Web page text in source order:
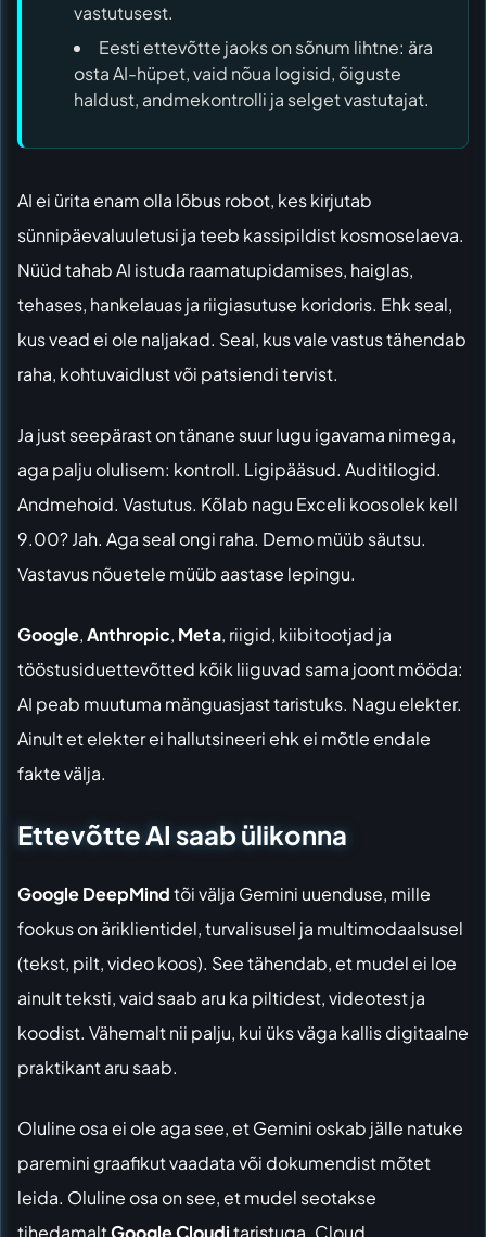
vastutusest.
Eesti ettevõtte jaoks on sõnum lihtne: ära
osta AI-hüpet, vaid nõua logisid, õiguste
haldust, andmekontrolli ja selget vastutajat.
AI ei ürita enam olla lõbus robot, kes kirjutab
sünnipäevaluuletusi ja teeb kassipildist kosmoselaeva.
Nüüd tahab AI istuda raamatupidamises, haiglas,
tehases, hankelauas ja riigiasutuse koridoris. Ehk seal,
kus vead ei ole naljakad. Seal, kus vale vastus tähendab
raha, kohtuvaidlust või patsiendi tervist.
Ja just seepärast on tänane suur lugu igavama nimega,
aga palju olulisem: kontroll. Ligipääsud. Auditilogid.
Andmehoid. Vastutus. Kõlab nagu Exceli koosolek kell
9.00? Jah. Aga seal ongi raha. Demo müüb säutsu.
Vastavus nõuetele müüb aastase lepingu.
Google,Anthropic, Meta, riigid, kiibitootjad ja
tööstusiduettevõtted kõik liiguvad sama joont mööda:
AI peab muutuma mänguasjast taristuks. Nagu elekter.
Ainult et elekter ei hallutsineeri ehk ei mõtle endale
fakte välja.
Ettevõtte AI saab ülikonna
Google DeepMindtõi välja Gemini uuenduse, mille
fookus on äriklientidel, turvalisusel ja multimodaalsusel
(tekst, pilt, video koos). See tähendab, et mudel ei loe
ainult teksti, vaid saab aru ka piltidest, videotest ja
koodist. Vähemalt nii palju, kui üks väga kallis digitaalne
praktikant aru saab.
Oluline osa ei ole aga see, et Gemini oskab jälle natuke
paremini graafikut vaadata või dokumendist mõtet
leida. Oluline osa on see, et mudel seotakse
tihedamaltGoogle Clouditaristuga. Cloud